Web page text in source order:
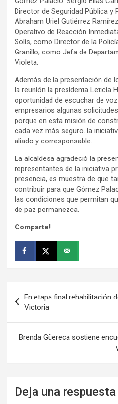
Director de Seguridad Pública y
Abraham Uriel Gutiérrez
Operativo de Reacción
Solís, como Director de la
Granillo, como Jefa de
Violeta.
Además de la presentación de
la reunión la presidenta Leticia
oportunidad de escuchar de
empresarios algunas
porque en esta misión de
cada vez más seguro, la
aliado y corresponsable.
La alcaldesa agradeció la
representantes de la iniciativa
presencia, es muestra de que
contribuir para que Gómez
las condiciones que permitan
de paz permanezca.
Comparte!
de
entradas
En etapa final rehabilitación
Victoria
Brenda Güereca sostiene
Deja una respuesta